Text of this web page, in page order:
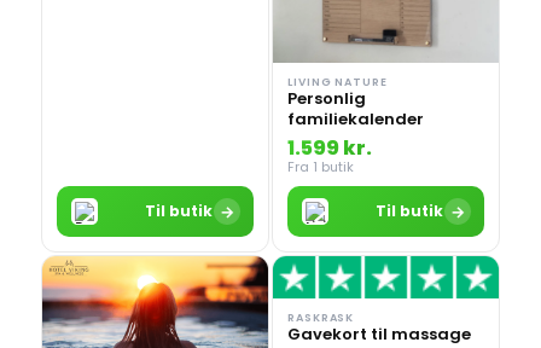
Til butik →
LIVING NATURE
Personlig
familiekalender
1.599 kr.
Fra 1 butik
Til butik →
RASKRASK
Gavekort til massage